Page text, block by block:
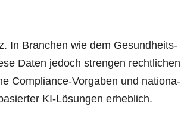
In Bran­chen wie dem Gesund­heits­
Daten jedoch stren­gen recht­li­chen
Com­pli­ance-Vor­ga­ben und natio­na­
KI-Lösun­gen erheblich.